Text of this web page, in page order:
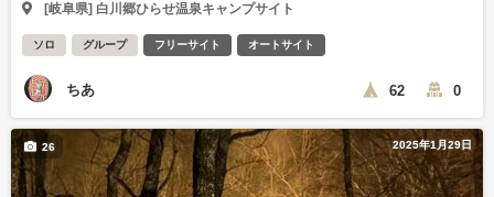
[岐阜県] 白川郷ひらせ温泉キャンプサイト
ソロ グループ フリーサイト オートサイト
ちあ 62 0
2025年1月29日
26